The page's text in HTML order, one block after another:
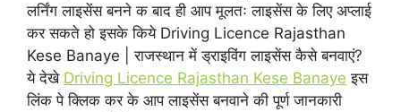
लर्निंग लाइसेंस बनने क बाद ही आप मूलतः लाइसेंस के लिए अप्लाई
कर सकते हो इसके किये Driving Licence Rajasthan
Kese Banaye | राजस्थान में ड्राइविंग लाइसेंस कैसे बनवाएं?
ये देखे Driving Licence Rajasthan Kese Banaye इस
लिंक पे क्लिक कर के आप लाइसेंस बनवाने की पूर्ण जानकारी